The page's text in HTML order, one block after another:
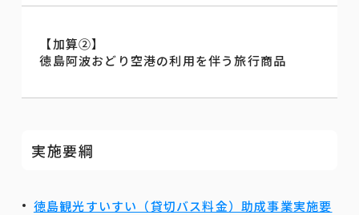
【加算②】
徳島阿波おどり空港の利用を伴う旅行商品
実施要綱
徳島観光すいすい（貸切バス料金）助成事業実施要